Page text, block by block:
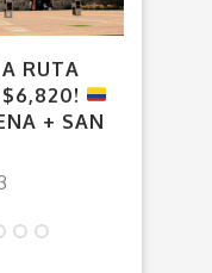
A RUTA
$6,820!
+ SAN